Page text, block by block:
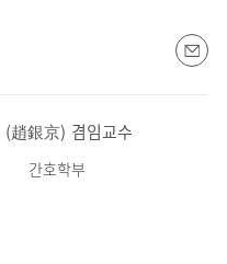
(趙銀京) 겸임교수
간호학부